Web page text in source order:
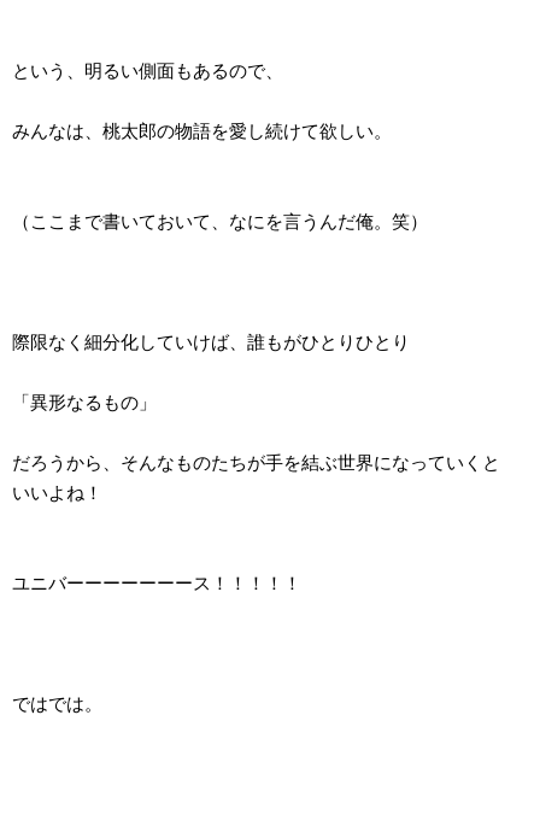
という、明るい側面もあるので、
みんなは、桃太郎の物語を愛し続けて欲しい。
（ここまで書いておいて、なにを言うんだ俺。笑）
際限なく細分化していけば、誰もがひとりひとり
「異形なるもの」
だろうから、そんなものたちが手を結ぶ世界になっていくと
いいよね！
ユニバーーーーーーース！！！！！
ではでは。